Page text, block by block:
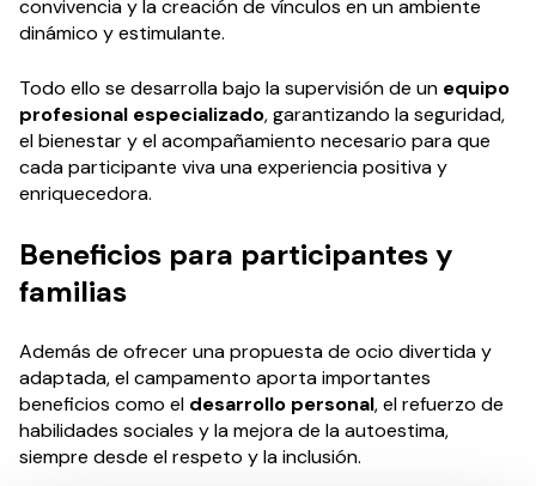
convivencia y la creación de vínculos en un ambiente
dinámico y estimulante.
Todo ello se desarrolla bajo la supervisión de un equipo
profesional especializado, garantizando la seguridad,
el bienestar y el acompañamiento necesario para que
cada participante viva una experiencia positiva y
enriquecedora.
Beneficios para participantes y
familias
Además de ofrecer una propuesta de ocio divertida y
adaptada, el campamento aporta importantes
beneficios como el desarrollo personal, el refuerzo de
habilidades sociales y la mejora de la autoestima,
siempre desde el respeto y la inclusión.